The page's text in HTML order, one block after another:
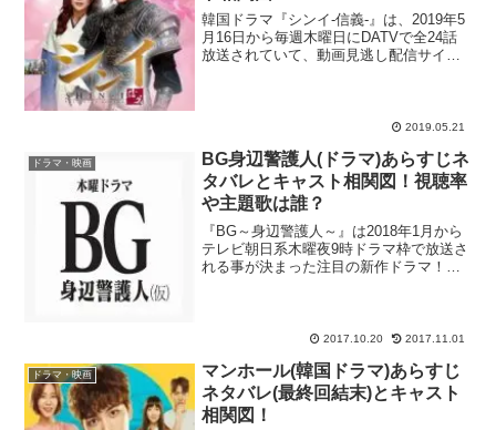
韓国ドラマ『シンイ-信義-』は、2019年5
月16日から毎週木曜日にDATVで全24話
放送されていて、動画見逃し配信サイ
2019.05.21
ドラマ・映画
BG身辺警護人(ドラマ)あらすじネ
タバレとキャスト相関図！視聴率
や主題歌は誰？
『BG～身辺警護人～』は2018年1月から
テレビ朝日系木曜夜9時ドラマ枠で放送さ
れる事が決まった注目の新作ドラマ！
のが今回ご紹介... 2017.10.20 2017.11.01
ドラマ・映画
マンホール(韓国ドラマ)あらすじ
ネタバレ(最終回結末)とキャスト
相関図！